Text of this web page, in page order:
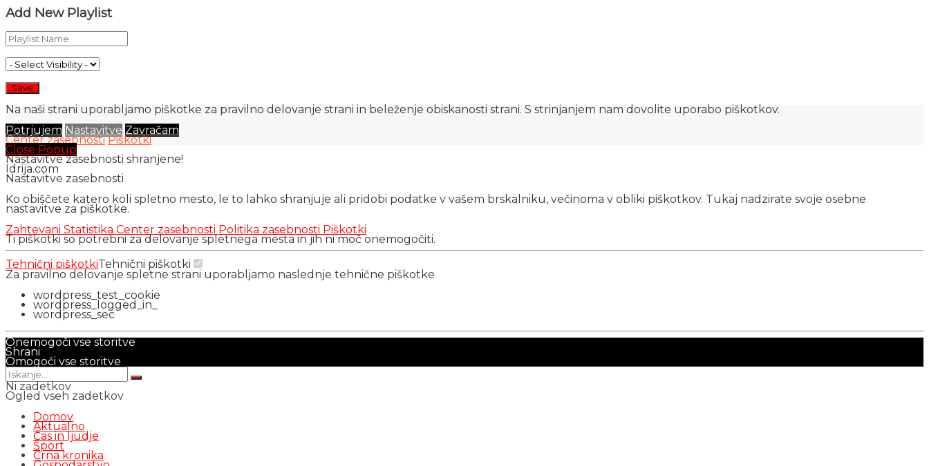
Add New Playlist
Na naši strani uporabljamo piškotke za pravilno delovanje strani in beleženje obiskanosti strani. S strinjanjem nam dovolite uporabo piškotkov.
Potrjujem Nastavitve Zavračam
Center zasebnosti Piškotki
Close Popup
Nastavitve zasebnosti shranjene!
Idrija.com
Nastavitve zasebnosti
Ko obiščete katero koli spletno mesto, le to lahko shranjuje ali pridobi podatke v vašem brskalniku, večinoma v obliki piškotkov. Tukaj nadzirate svoje osebne
nastavitve za piškotke.
Zahtevani Statistika Center zasebnosti Politika zasebnosti Piškotki
Ti piškotki so potrebni za delovanje spletnega mesta in jih ni moč onemogočiti.
Tehnični piškotkiTehnični piškotki
Za pravilno delovanje spletne strani uporabljamo naslednje tehnične piškotke
wordpress_test_cookie
wordpress_logged_in_
wordpress_sec
Onemogoči vse storitve
Shrani
Omogoči vse storitve
Ni zadetkov
Ogled vseh zadetkov
Domov
Aktualno
Čas in ljudje
Šport
Črna kronika